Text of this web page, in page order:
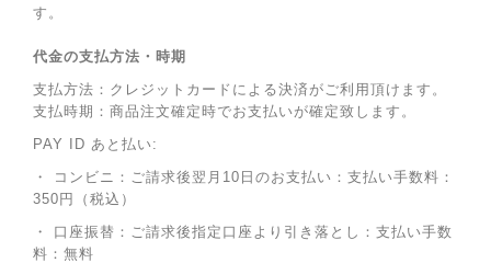
す。
代金の支払方法・時期
支払方法：クレジットカードによる決済がご利用頂けます。
支払時期：商品注文確定時でお支払いが確定致します。
PAY ID あと払い:
・ コンビニ：ご請求後翌月10日のお支払い：支払い手数料：
350円（税込）
・ 口座振替：ご請求後指定口座より引き落とし：支払い手数
料：無料